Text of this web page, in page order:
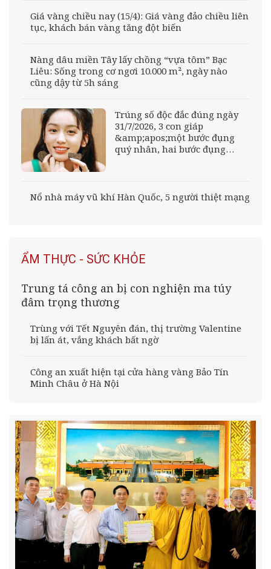
Giá vàng chiều nay (15/4): Giá vàng đảo chiều liên
tục, khách bán vàng tăng đột biến
Nàng dâu miền Tây lấy chồng “vựa tôm” Bạc
Liêu: Sống trong cơ ngơi 10.000 m², ngày nào
cũng dậy từ 5h sáng
Trúng số độc đắc đúng ngày
31/7/2026, 3 con giáp
&amp;apos;một bước đụng
quý nhân, hai bước đụng
Nổ nhà máy vũ khí Hàn Quốc, 5 người thiệt mạng
ẨM THỰC - SỨC KHỎE
Trung tá công an bị con nghiện ma túy
đâm trọng thương
Trùng với Tết Nguyên đán, thị trường Valentine
bị lấn át, vắng khách bất ngờ
Công an xuất hiện tại cửa hàng vàng Bảo Tín
Minh Châu ở Hà Nội